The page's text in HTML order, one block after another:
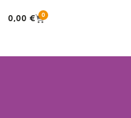
0,00 € 0